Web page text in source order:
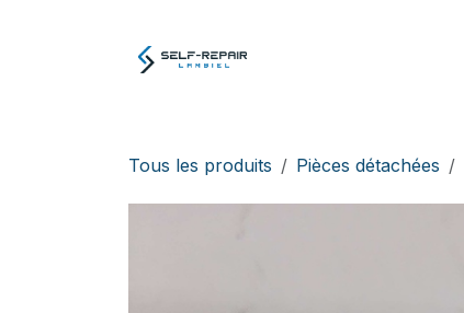
Tous les produits Pièces détachées